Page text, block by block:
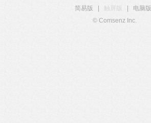
简易版
触屏版 电脑版
© Comsenz Inc.